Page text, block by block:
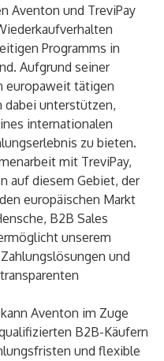
Aventon und TreviPay
Programms in
Aufgrund seiner
europaweit tätigen
dabei unterstützen,
internationalen
zu bieten.
mit TreviPay,
auf diesem Gebiet, der
europäischen Markt
B2B Sales
unserem
und
Aventon im Zuge
B2B-Käufern
und flexible